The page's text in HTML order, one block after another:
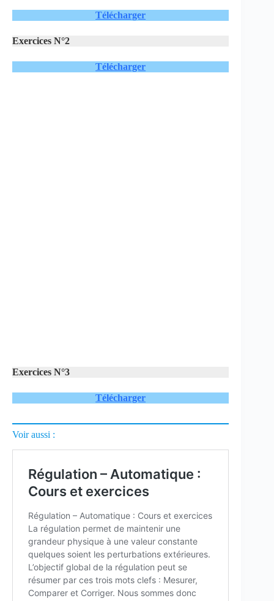
Télécharger
Exercices N°2
Télécharger
Exercices N°3
Télécharger
Voir aussi :